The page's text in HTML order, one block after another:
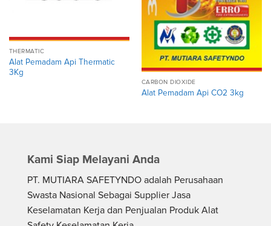
THERMATIC
Alat Pemadam Api Thermatic
3Kg
CARBON DIOXIDE
Alat Pemadam Api CO2 3kg
Kami Siap Melayani Anda
PT. MUTIARA SAFETYNDO adalah Perusahaan
Swasta Nasional Sebagai Supplier Jasa
Keselamatan Kerja dan Penjualan Produk Alat